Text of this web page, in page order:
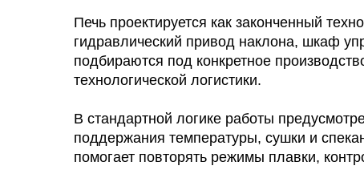
Печь проектируется как законченный
гидравлический привод наклона, шкаф
подбираются под конкретное
технологической логистики.
В стандартной логике работы
поддержания температуры, сушки и
помогает повторять режимы плавки,